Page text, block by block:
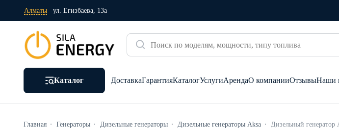
Алматы ул. Егизбаева, 13а
Каталог ДоставкаГарантияКаталогУслугиАрендаО компанииОтзывыНаши
Главная Генераторы Дизельные генераторы Дизельные генераторы Aksa Дизельный генератор